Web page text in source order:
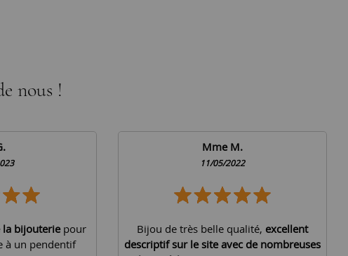
nous !
la bijouteriepour
à un pendentif
Mme M.
11/05/2022
Bijou de très belle qualité, excellent
descriptif sur le site avec de nombreuses